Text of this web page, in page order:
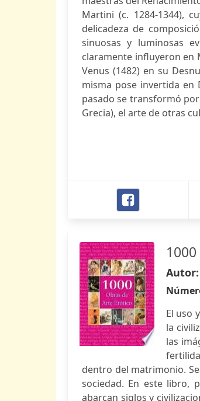
Martini (c. 1284-1344),
delicadeza de
sinuosas y luminosas
claramente influyeron en
Venus (1482) en su
misma pose invertida en
pasado se transformó
Grecia), el arte de otras
Autor:
El uso
la
las
dentro del matrimonio.
sociedad. En este libro,
abarcan siglos y